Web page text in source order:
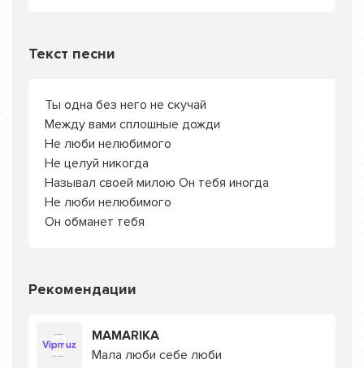
Текст песни
Ты одна без него не скучай
Между вами сплошные дожди
Не люби нелюбимого
Не целуй никогда
Называл своей милою Он тебя иногда
Не люби нелюбимого
Он обманет тебя
Рекомендации
MAMARIKA
Мала люби себе люби